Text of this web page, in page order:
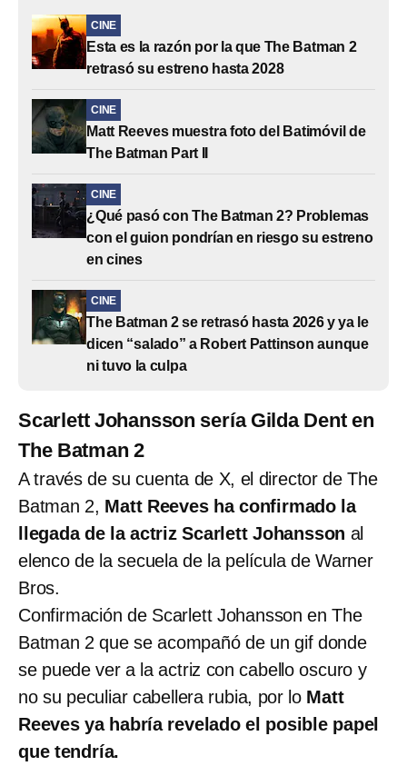
CINE
Esta es la razón por la que The Batman 2
retrasó su estreno hasta 2028
CINE
Matt Reeves muestra foto del Batimóvil de
The Batman Part II
CINE
¿Qué pasó con The Batman 2? Problemas
con el guion pondrían en riesgo su estreno
en cines
CINE
The Batman 2 se retrasó hasta 2026 y ya le
dicen “salado” a Robert Pattinson aunque
ni tuvo la culpa
Scarlett Johansson sería Gilda Dent en
The Batman 2
A través de su cuenta de X, el director de The
Batman 2, Matt Reeves ha confirmado la
llegada de la actriz Scarlett Johansson al
elenco de la secuela de la película de Warner
Bros.
Confirmación de Scarlett Johansson en The
Batman 2 que se acompañó de un gif donde
se puede ver a la actriz con cabello oscuro y
no su peculiar cabellera rubia, por lo Matt
Reeves ya habría revelado el posible papel
que tendría.